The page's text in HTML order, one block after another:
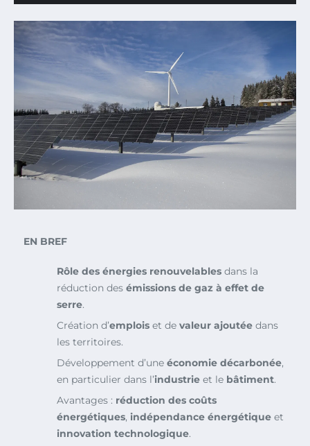
EN BREF
Rôle des énergies renouvelables dans la
réduction des émissions de gaz à effet de
serre.
Création d’emplois et de valeur ajoutée dans
les territoires.
Développement d’une économie décarbonée,
en particulier dans l’industrie et le bâtiment.
Avantages : réduction des coûts
énergétiques, indépendance énergétique et
innovation technologique.